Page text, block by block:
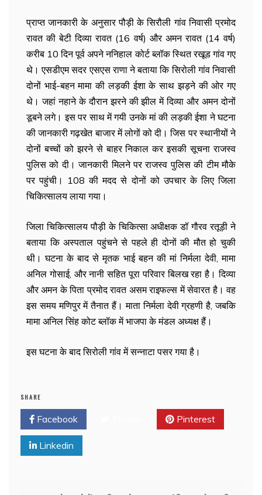
प्राप्त जानकारी के अनुसार पौड़ी के सिरौली गांव निवासी प्रमोद
रावत की बेटी दिव्या रावत (16 वर्ष) और अमन रावत (14 वर्ष)
करीब 10 दिन पूर्व अपने ननिहाल कोर्ट ब्लॉक स्थित रखूड गांव गए
थे। एसडीएम सदर एसएस राणा ने बताया कि सिरोली गांव निवासी
दोनों भाई-बहन मामा की लड़की ईशा के साथ झड़ने की ओर गए
थे। जहां नहाने के दौरान झरने की झील में दिव्या और अमन दोनों
डूबने लगे। इस पर साथ में गयी उनके मां की लड़की ईशा ने घटना
की जानकारी गढ़खेत बाजार में लोगों को दी। जिस पर स्थानीयों ने
दोनों बच्चों को झरने से बाहर निकाल कर इसकी सूचना राजस्व
पुलिस को दी। जानकारी मिलने पर राजस्व पुलिस की टीम मौके
पर पहुंची। 108 की मदद से दोनों को उपचार के लिए जिला
चिकित्सालय लाया गया।
जिला चिकित्सालय पौड़ी के चिकित्सा अधीक्षक डॉ गौरव रतूड़ी ने
बताया कि अस्पताल पहुंचने से पहले ही दोनों की मौत हो चुकी
थी। घटना के बाद से मृतक भाई बहन की मां निर्मला देवी, मामा
अनिल गोसाई, और नानी सहित पूरा परिवार बिलख रहा है। दिव्या
और अमन के पिता प्रमोद रावत असम राइफल्स में सेवारत है। वह
इस समय मणिपुर में तैनात हैं। माता निर्मला देवी ग्रहणी है, जबकि
मामा अनिल सिंह कोट ब्लॉक में भाजपा के मंडल अध्यक्ष हैं।
इस घटना के बाद सिरोली गांव में सन्नाटा पसर गया है।
SHARE
Facebook Pinterest
Linkedin